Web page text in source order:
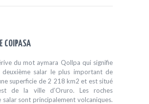
COIPASA
du mot aymara Qollpa qui signifie
deuxième salar le plus important de
superficie de 2 218 km2 et est situé
de la ville d’Oruro. Les roches
salar sont principalement volcaniques.